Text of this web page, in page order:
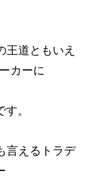
道ともいえ
カーに
。
言えるトラデ